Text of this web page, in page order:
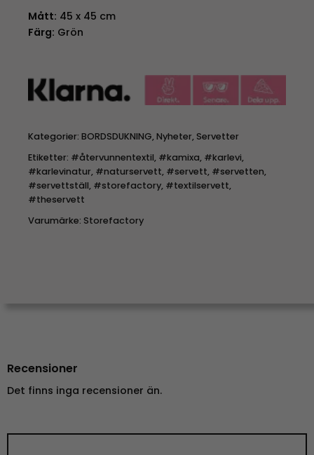
Mått: 45 x 45 cm
Färg: Grön
Kategorier: BORDSDUKNING,Nyheter,Servetter
Etiketter: #återvunnentextil, #kamixa, #karlevi,
#karlevinatur, #naturservett, #servett, #servetten,
#servettställ, #storefactory, #textilservett,
#theservett
Varumärke: Storefactory
Recensioner
Det finns inga recensioner än.